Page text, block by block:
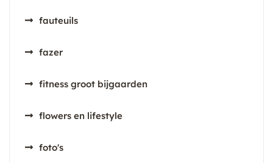
fauteuils
fazer
fitness groot bijgaarden
flowers en lifestyle
foto's